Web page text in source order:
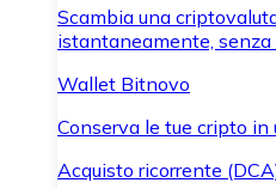
Scambia una
istantaneamente, senza
Wallet Bitnovo
Conserva le tue cripto
Acquisto ricorrente